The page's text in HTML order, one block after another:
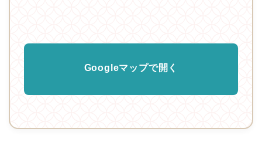
Googleマップで開く